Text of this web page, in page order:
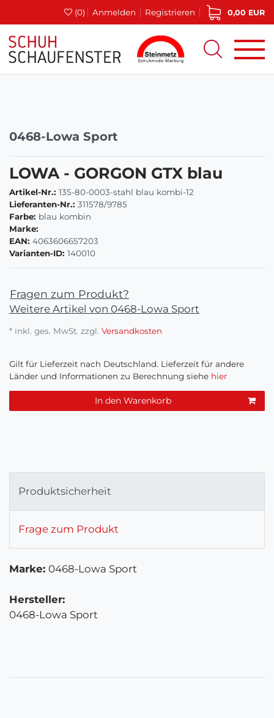
(0) Anmelden Registrieren 0,00 EUR
0468-Lowa Sport
LOWA - GORGON GTX blau
Artikel-Nr.: 135-80-0003-stahl blau kombi-12
Lieferanten-Nr.: 311578/9785
Farbe: blau kombin
Marke:
EAN: 4063606657203
Varianten-ID: 140010
Fragen zum Produkt?
Weitere Artikel von 0468-Lowa Sport
* inkl. ges. MwSt. zzgl. Versandkosten
Gilt für Lieferzeit nach Deutschland. Lieferzeit für andere
Länder und Informationen zu Berechnung siehe hier
In den Warenkorb
Produktsicherheit
Frage zum Produkt
Marke: 0468-Lowa Sport
Hersteller:
0468-Lowa Sport